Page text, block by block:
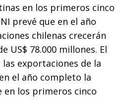
en los primeros cinco
prevé que en el año
chilenas crecerán
US$ 78.000 millones. El
exportaciones de la
el año completo la
en los primeros cinco